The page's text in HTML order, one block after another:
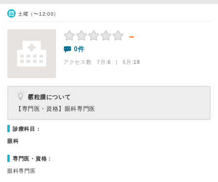
土曜（〜12:00）
－
0件
アクセス数 7月:6 | 6月:18
霰粒腫について
【専門医・資格】 眼科専門医
診療科目：
眼科
専門医・資格：
眼科専門医